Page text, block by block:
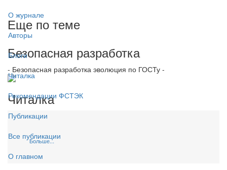
О журнале
Авторы
Блоги
Читалка
Рекомендации ФСТЭК
Публикации
Все публикации
О главном
Еще по теме
Безопасная разработка
- Безопасная разработка эволюция по ГОСТу -
Читалка
Больше...